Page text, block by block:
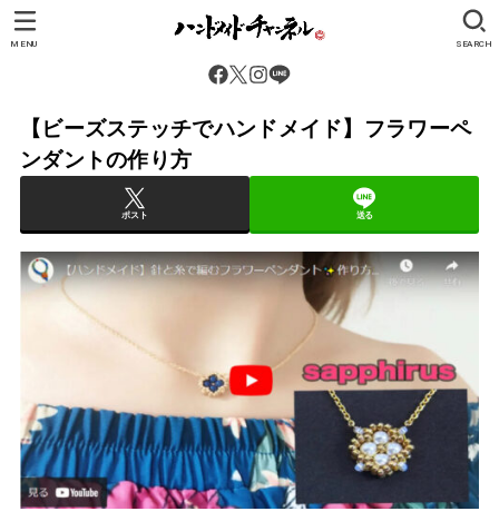
SEARCH
MENU
【ビーズステッチでハンドメイド】フラワーペ
ンダントの作り方
ポスト 送る